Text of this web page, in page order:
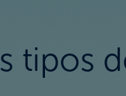
tipos